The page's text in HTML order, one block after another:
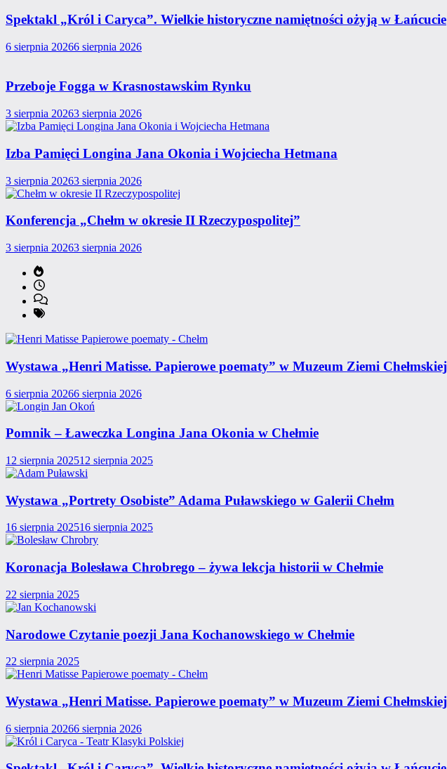
Spektakl „Król i Caryca”. Wielkie historyczne namiętności ożyją w Łańcucie
6 sierpnia 20266 sierpnia 2026
Przeboje Fogga w Krasnostawskim Rynku
3 sierpnia 20263 sierpnia 2026
Izba Pamięci Longina Jana Okonia i Wojciecha Hetmana
3 sierpnia 20263 sierpnia 2026
Konferencja „Chełm w okresie II Rzeczypospolitej”
3 sierpnia 20263 sierpnia 2026
Wystawa „Henri Matisse. Papierowe poematy” w Muzeum Ziemi Chełmskiej
6 sierpnia 20266 sierpnia 2026
Pomnik – Ławeczka Longina Jana Okonia w Chełmie
12 sierpnia 202512 sierpnia 2025
Wystawa „Portrety Osobiste” Adama Puławskiego w Galerii Chełm
16 sierpnia 202516 sierpnia 2025
Koronacja Bolesława Chrobrego – żywa lekcja historii w Chełmie
22 sierpnia 2025
Narodowe Czytanie poezji Jana Kochanowskiego w Chełmie
22 sierpnia 2025
Wystawa „Henri Matisse. Papierowe poematy” w Muzeum Ziemi Chełmskiej
6 sierpnia 20266 sierpnia 2026